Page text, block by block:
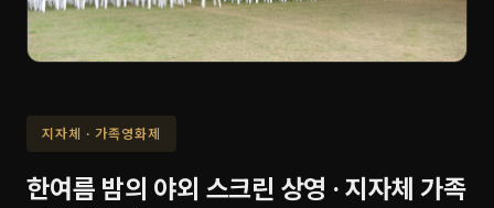
지자체 · 가족영화제
한여름 밤의 야외 스크린 상영 · 지자체 가족